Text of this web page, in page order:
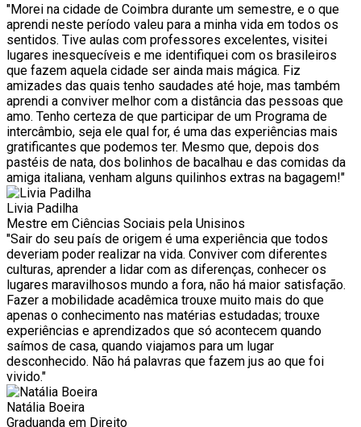
"Morei na cidade de Coimbra durante um semestre, e o que
aprendi neste período valeu para a minha vida em todos os
sentidos. Tive aulas com professores excelentes, visitei
lugares inesquecíveis e me identifiquei com os brasileiros
que fazem aquela cidade ser ainda mais mágica. Fiz
amizades das quais tenho saudades até hoje, mas também
aprendi a conviver melhor com a distância das pessoas que
amo. Tenho certeza de que participar de um Programa de
intercâmbio, seja ele qual for, é uma das experiências mais
gratificantes que podemos ter. Mesmo que, depois dos
pastéis de nata, dos bolinhos de bacalhau e das comidas da
amiga italiana, venham alguns quilinhos extras na bagagem!"
Livia Padilha
Mestre em Ciências Sociais pela Unisinos
"Sair do seu país de origem é uma experiência que todos
deveriam poder realizar na vida. Conviver com diferentes
culturas, aprender a lidar com as diferenças, conhecer os
lugares maravilhosos mundo a fora, não há maior satisfação.
Fazer a mobilidade acadêmica trouxe muito mais do que
apenas o conhecimento nas matérias estudadas; trouxe
experiências e aprendizados que só acontecem quando
saímos de casa, quando viajamos para um lugar
desconhecido. Não há palavras que fazem jus ao que foi
vivido."
Natália Boeira
Graduanda em Direito